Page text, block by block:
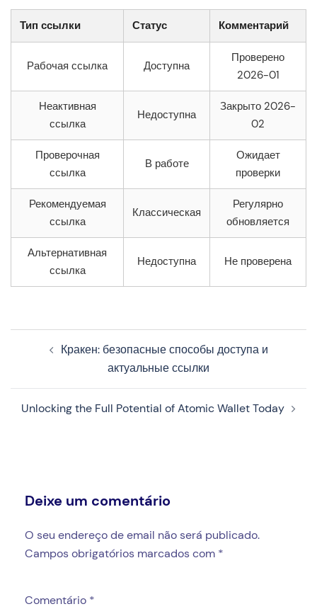
Тип ссылки Статус Комментарий
Рабочая ссылка Доступна
Проверено
2026-01
Неактивная
ссылка
Недоступна
Закрыто 2026-
02
Проверочная
ссылка
В работе
Ожидает
проверки
Рекомендуемая
ссылка
Классическая
Регулярно
обновляется
Альтернативная
ссылка
Недоступна Не проверена
Кракен: безопасные способы доступа и
актуальные ссылки
Unlocking the Full Potential of Atomic Wallet Today
Deixe um comentário
O seu endereço de email não será publicado.
Campos obrigatórios marcados com *
Comentário *